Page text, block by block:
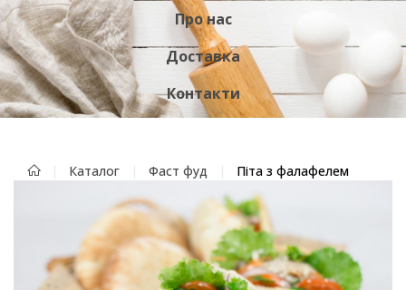
Про нас
Доставка
Контакти
Каталог Фаст фуд Піта з фалафелем